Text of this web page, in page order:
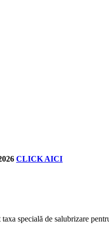
CLICK AICI
specială de salubrizare